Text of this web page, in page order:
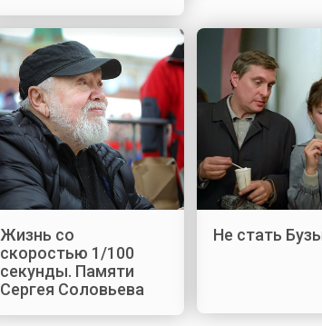
Жизнь со
скоростью 1/100
секунды. Памяти
Сергея Соловьева
Не стать